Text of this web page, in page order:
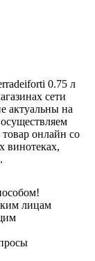
0.75 л
сети
актуальны на
онлайн со
винотеках,
лицам